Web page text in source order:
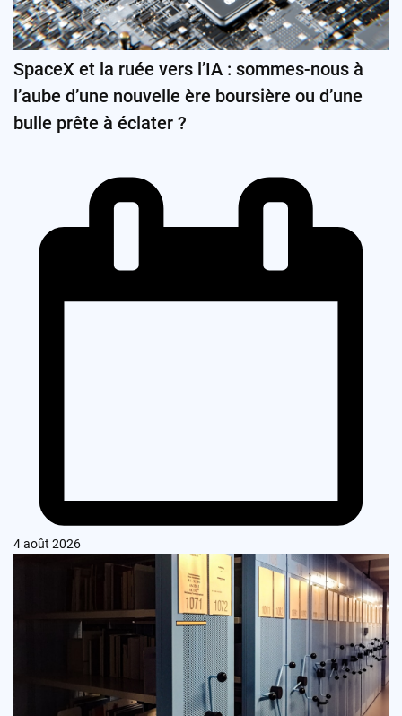
SpaceX et la ruée vers l’IA : sommes-nous à
l’aube d’une nouvelle ère boursière ou d’une
bulle prête à éclater ?
4 août 2026